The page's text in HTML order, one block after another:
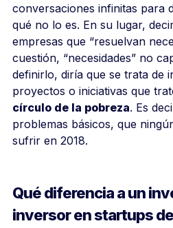
conversaciones infinitas para
qué no lo es. En su lugar,
empresas que “resuelvan
cuestión, “necesidades” no
definirlo, diría que se trata de
proyectos o iniciativas que
círculo de la pobreza. Es
problemas básicos, que
sufrir en 2018.
Qué diferencia a un
inversor en startups